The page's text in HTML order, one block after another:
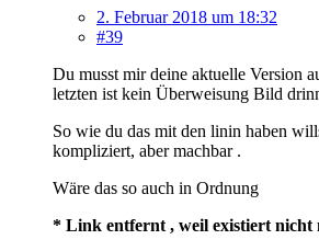
2. Februar 2018 um 18:32
#39
Du musst mir deine aktuelle Version
letzten ist kein Überweisung Bild
So wie du das mit den linin haben
kompliziert, aber machbar .
Wäre das so auch in Ordnung
* Link entfernt , weil existiert nicht